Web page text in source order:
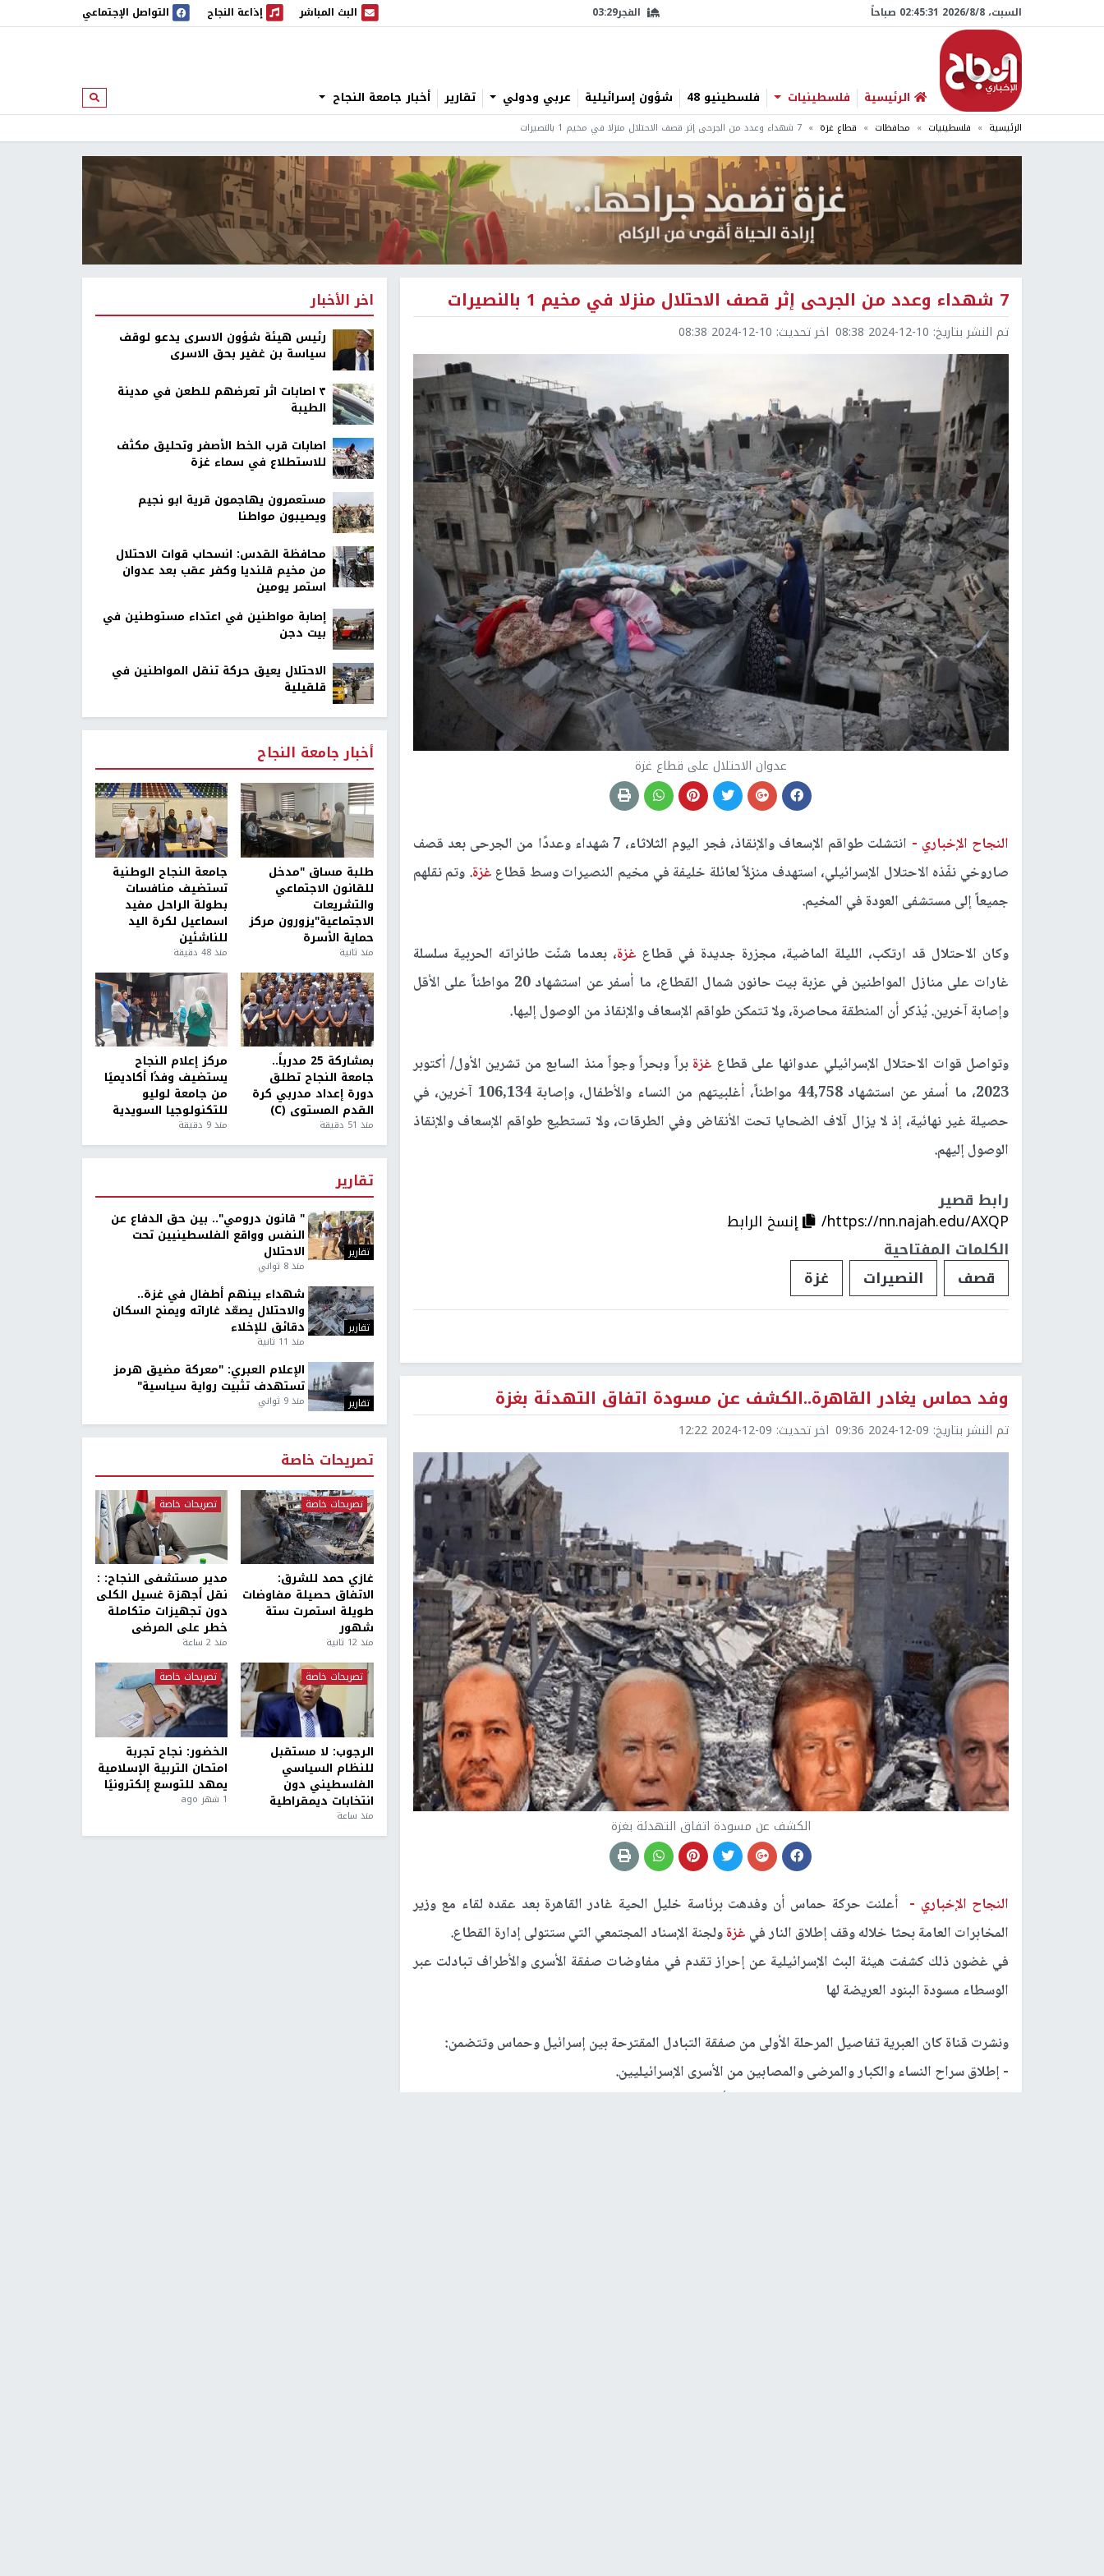
السبت، 8/‏8/‏2026 02:45:32 صباحاً الفجر03:29 البث المباشر
البث المباشر إذاعة النجاح
إذاعة النجاح التواصل الإجتماعي
الرئيسية فلسطينيات فلسطينيو 48 شؤون إسرائيلية عربي ودولي تقارير أخبار جامعة النجاح ابحث
الرئيسية فلسطينيات محافظات قطاع غزة 7 شهداء وعدد من الجرحى إثر قصف الاحتلال منزلا في مخيم 1 بالنصيرات
7 شهداء وعدد من الجرحى إثر قصف الاحتلال منزلا في مخيم 1 بالنصيرات
تم النشر بتاريخ: 2024-12-10 08:38 اخر تحديث: 2024-12-10 08:38
عدوان الاحتلال على قطاع غزة
النجاح الإخباري -
انتشلت طواقم الإسعاف والإنقاذ، فجر اليوم الثلاثاء، 7 شهداء وعددًا من الجرحى بعد قصف
صاروخي نفّذه الاحتلال الإسرائيلي، استهدف منزلاً لعائلة خليفة في مخيم النصيرات وسط قطاع غزة. وتم نقلهم
جميعاً إلى مستشفى العودة في المخيم.
وكان الاحتلال قد ارتكب، الليلة الماضية، مجزرة جديدة في قطاع غزة، بعدما شنّت طائراته الحربية سلسلة
غارات على منازل المواطنين في عزبة بيت حانون شمال القطاع، ما أسفر عن استشهاد 20 مواطناً على الأقل
وإصابة آخرين. يُذكر أن المنطقة محاصرة، ولا تتمكن طواقم الإسعاف والإنقاذ من الوصول إليها.
وتواصل قوات الاحتلال الإسرائيلي عدوانها على قطاع غزة براً وبحراً وجواً منذ السابع من تشرين الأول/ أكتوبر
2023، ما أسفر عن استشهاد 44,758 مواطناً، أغلبيتهم من النساء والأطفال، وإصابة 106,134 آخرين، في
حصيلة غير نهائية، إذ لا يزال آلاف الضحايا تحت الأنقاض وفي الطرقات، ولا تستطيع طواقم الإسعاف والإنقاذ
الوصول إليهم.
رابط قصير
https://nn.najah.edu/AXQP/
إنسخ الرابط
الكلمات المفتاحية
قصف
النصيرات غزة
وفد حماس يغادر القاهرة..الكشف عن مسودة اتفاق التهدئة بغزة
تم النشر بتاريخ: 2024-12-09 09:36 اخر تحديث: 2024-12-09 12:22
الكشف عن مسودة اتفاق التهدئة بغزة
النجاح الإخباري - أعلنت حركة حماس أن وفدهت برئاسة خليل الحية غادر القاهرة بعد عقده لقاء مع وزير
المخابرات العامة بحثا خلاله وقف إطلاق النار في غزةولجنة الإسناد المجتمعي التي ستتولى إدارة القطاع.
في غضون ذلك كشفت هيئة البث الإسرائيلية عن إحراز تقدم في مفاوضات صفقة الأسرى والأطراف تبادلت عبر
الوسطاء مسودة البنود العريضة لها
ونشرت قناة كان العبرية تفاصيل المرحلة الأولى من صفقة التبادل المقترحة بين إسرائيل وحماس وتتضمن:
- إطلاق سراح النساء والكبار والمرضى والمصابين من الأسرى الإسرائيليين.
اخر الأخبار
رئيس هيئة شؤون الاسرى يدعو لوقف
سياسة بن غفير بحق الاسرى
٣ اصابات اثر تعرضهم للطعن في مدينة
الطيبة
اصابات قرب الخط الأصفر وتحليق مكثف
للاستطلاع في سماء غزة
مستعمرون يهاجمون قرية ابو نجيم
ويصيبون مواطنا
محافظة القدس: انسحاب قوات الاحتلال
من مخيم قلنديا وكفر عقب بعد عدوان
استمر يومين
إصابة مواطنين في اعتداء مستوطنين في
بيت دجن
الاحتلال يعيق حركة تنقل المواطنين في
قلقيلية
أخبار جامعة النجاح
طلبة مساق "مدخل
للقانون الاجتماعي
والتشريعات
الاجتماعية"يزورون مركز
حماية الأسرة
منذ ثانية
جامعة النجاح الوطنية
تستضيف منافسات
بطولة الراحل مفيد
اسماعيل لكرة اليد
للناشئين
منذ 48 دقيقة
بمشاركة 25 مدرباً..
جامعة النجاح تطلق
دورة إعداد مدربي كرة
القدم المستوى (C)
منذ 51 دقيقة
مركز إعلام النجاح
يستضيف وفدًا أكاديميًا
من جامعة لوليو
للتكنولوجيا السويدية
منذ 9 دقيقة
تقارير
تقارير
" قانون درومي".. بين حق الدفاع عن
النفس وواقع الفلسطينيين تحت
الاحتلال
منذ 8 ثواني
تقارير
شهداء بينهم أطفال في غزة..
والاحتلال يصعّد غاراته ويمنح السكان
دقائق للإخلاء
منذ 11 ثانية
تقارير
الإعلام العبري: "معركة مضيق هرمز
تستهدف تثبيت رواية سياسية"
منذ 9 ثواني
تصريحات خاصة
تصريحات خاصة
غازي حمد للشرق:
الاتفاق حصيلة مفاوضات
طويلة استمرت ستة
شهور
منذ 12 ثانية
تصريحات خاصة
مدير مستشفى النجاح: :
نقل أجهزة غسيل الكلى
دون تجهيزات متكاملة
خطر على المرضى
منذ 2 ساعة
تصريحات خاصة
الرجوب: لا مستقبل
للنظام السياسي
الفلسطيني دون
انتخابات ديمقراطية
منذ ساعة
تصريحات خاصة
الخضور: نجاح تجربة
امتحان التربية الإسلامية
يمهد للتوسع إلكترونيًا
1 شهر ago